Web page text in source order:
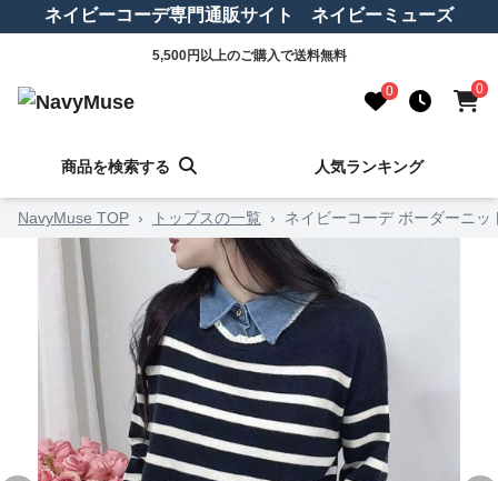
ネイビーコーデ専門通販サイト ネイビーミューズ
5,500円以上のご購入で送料無料
0 0
商品を検索する 人気ランキング
NavyMuse TOP › トップスの一覧 › ネイビーコーデ ボーダーニ